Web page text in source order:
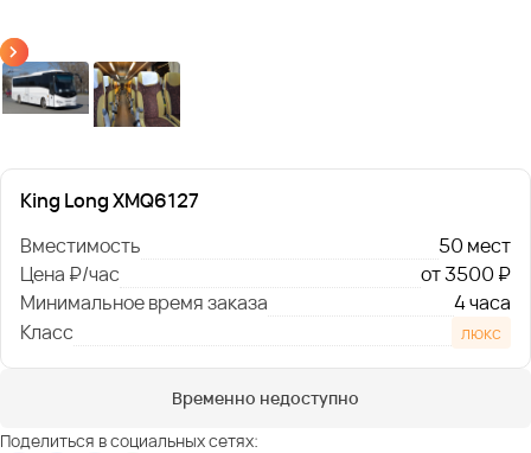
King Long XMQ6127
Вместимость
50 мест
Цена ₽/час
от 3500 ₽
Минимальное время заказа
4 часа
Класс
люкс
Временно недоступно
Поделиться в социальных сетях: